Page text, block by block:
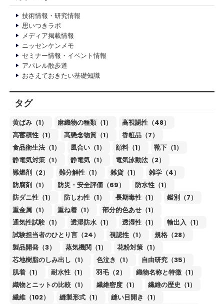
技術情報・研究情報
思いつきラボ
メディア掲載情報
ニッセンケンメモ
セミナー情報・イベント情報
アパレル散歩道
おさえておきたい基礎知識
タグ
黄ばみ（1） 麻織物の種類（1）
高視認性（48）
高蓄積性（1）
高懸念物質（1）
香粧品（7）
食品衛生法（1）
風合い（1） 顔料（1）
靴下（1）
静電気対策（1）
静電気（1）
電気泳動法（2）
難燃剤（2）
難分解性（1） 雑貨（1）
雑学（4）
防腐剤（1）
防災・安全評価（69）
防水性（1）
防ダニ性（1）
防しわ性（1） 長期毒性（1）
鑑別（7）
重金属（1）
重ね着（1）
部分的色あせ（1）
通気性試験（1）
透湿防水（1） 透湿性（1）
輸出入（1）
試験担当者のひとり言（24）
視認性（1）
規格（28）
製品開発（3）
蒸気機関（1）
花粉対策（1）
芯地樹脂のしみ出し（1）
色泣き（1）
自由研究（35）
肌着（1）
耐水性（1） 羽毛（2）
織物名称と特徴（1）
織物とニットの比較（1）
繊維密度（1）
繊維の歴史（1）
繊維（102）
縫製形式（1）
縫い目開き（1）